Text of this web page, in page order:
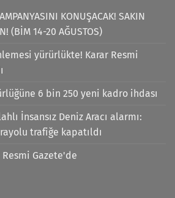
KONUŞACAK! SAKIN
(BİM 14-20 AĞUSTOS)
yürürlükte! Karar Resmi
6 bin 250 yeni kadro ihdası
İnsansız Deniz Aracı alarmı:
trafiğe kapatıldı
Gazete'de